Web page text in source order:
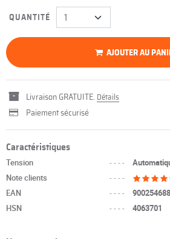
QUANTITÉ
AJOUTER AU
Livraison GRATUITE. Détails
Paiement sécurisé
Caractéristiques
Tension ----
Note clients
----
EAN
----
HSN
---- 4063701